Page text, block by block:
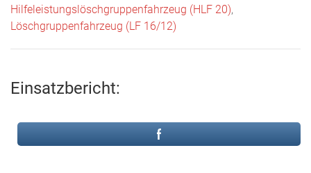
Hilfeleistungslöschgruppenfahrzeug (HLF 20),
Löschgruppenfahrzeug (LF 16/12)
Einsatzbericht: